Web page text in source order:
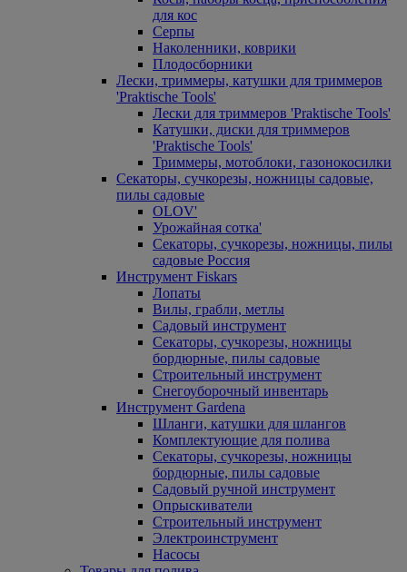
для кос
Серпы
Наколенники, коврики
Плодосборники
Лески, триммеры, катушки для триммеров
'Praktische Tools'
Лески для триммеров 'Praktische Tools'
Катушки, диски для триммеров
'Praktische Tools'
Триммеры, мотоблоки, газонокосилки
Секаторы, сучкорезы, ножницы садовые,
пилы садовые
OLOV'
Урожайная сотка'
Секаторы, сучкорезы, ножницы, пилы
садовые Россия
Инструмент Fiskars
Лопаты
Вилы, грабли, метлы
Садовый инструмент
Секаторы, сучкорезы, ножницы
бордюрные, пилы садовые
Строительный инструмент
Снегоуборочный инвентарь
Инструмент Gardena
Шланги, катушки для шлангов
Комплектующие для полива
Секаторы, сучкорезы, ножницы
бордюрные, пилы садовые
Садовый ручной инструмент
Опрыскиватели
Строительный инструмент
Электроинструмент
Насосы